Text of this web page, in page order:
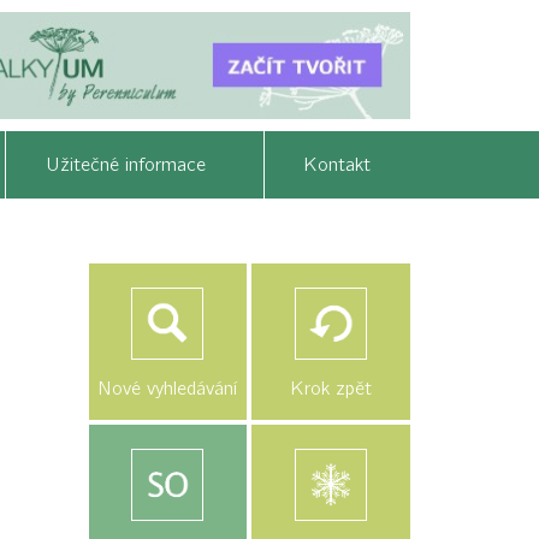
Užitečné informace Kontakt
Nové vyhledávání Krok zpět